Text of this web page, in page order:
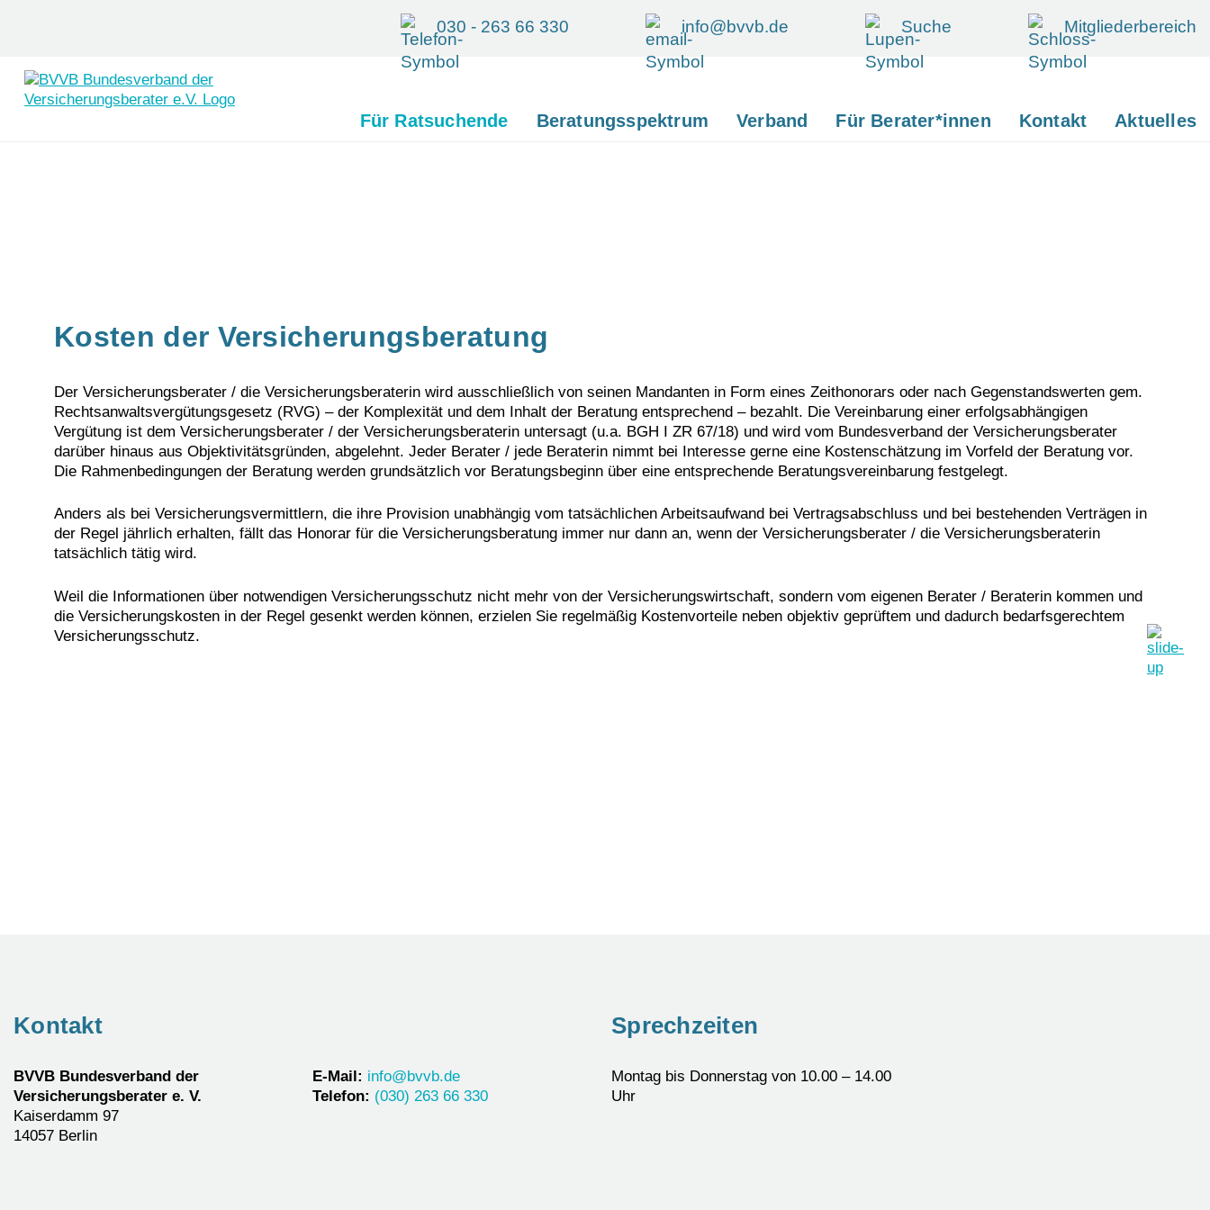
030 - 263 66 330 info@bvvb.de Suche Mitgliederbereich
Für Ratsuchende Beratungsspektrum Verband Für Berater*innen Kontakt Aktuelles
Kosten der Versicherungsberatung
Der Versicherungsberater / die Versicherungsberaterin wird ausschließlich von seinen Mandanten in Form eines Zeithonorars oder nach Gegenstandswerten gem.
Rechtsanwaltsvergütungsgesetz (RVG) – der Komplexität und dem Inhalt der Beratung entsprechend – bezahlt. Die Vereinbarung einer erfolgsabhängigen
Vergütung ist dem Versicherungsberater / der Versicherungsberaterin untersagt (u.a. BGH I ZR 67/18) und wird vom Bundesverband der Versicherungsberater
darüber hinaus aus Objektivitätsgründen, abgelehnt. Jeder Berater / jede Beraterin nimmt bei Interesse gerne eine Kostenschätzung im Vorfeld der Beratung vor.
Die Rahmenbedingungen der Beratung werden grundsätzlich vor Beratungsbeginn über eine entsprechende Beratungsvereinbarung festgelegt.
Anders als bei Versicherungsvermittlern, die ihre Provision unabhängig vom tatsächlichen Arbeitsaufwand bei Vertragsabschluss und bei bestehenden Verträgen in
der Regel jährlich erhalten, fällt das Honorar für die Versicherungsberatung immer nur dann an, wenn der Versicherungsberater / die Versicherungsberaterin
tatsächlich tätig wird.
Weil die Informationen über notwendigen Versicherungsschutz nicht mehr von der Versicherungswirtschaft, sondern vom eigenen Berater / Beraterin kommen und
die Versicherungskosten in der Regel gesenkt werden können, erzielen Sie regelmäßig Kostenvorteile neben objektiv geprüftem und dadurch bedarfsgerechtem
Versicherungsschutz.
Kontakt
BVVB Bundesverband der
Versicherungsberater e. V.
Kaiserdamm 97
14057 Berlin
E-Mail: info@bvvb.de
Telefon: (030) 263 66 330
Sprechzeiten
Montag bis Donnerstag von 10.00 – 14.00
Uhr